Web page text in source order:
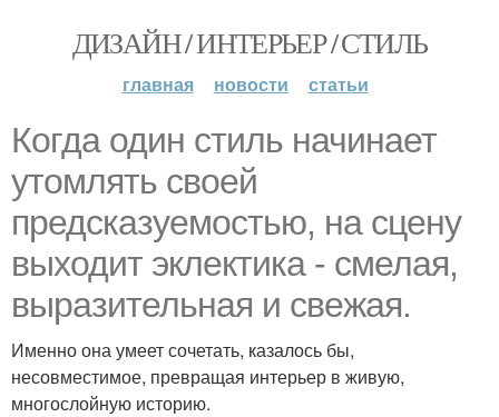
ДИЗАЙН / ИНТЕРЬЕР / СТИЛЬ
главная новости статьи
Когда один стиль начинает
утомлять своей
предсказуемостью, на сцену
выходит эклектика - смелая,
выразительная и свежая.
Именно она умеет сочетать, казалось бы,
несовместимое, превращая интерьер в живую,
многослойную историю.